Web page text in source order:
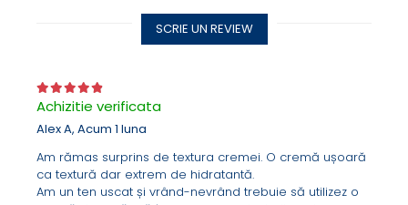
CUM RECUNOASTEM TENUL DESHIDRATAT?
SCRIE UN REVIEW
Achizitie verificata
Alex A, Acum 1 luna
Am rămas surprins de textura cremei. O cremă ușoară
ca textură dar extrem de hidratantă.
Am un ten uscat și vrând-nevrând trebuie să utilizez o